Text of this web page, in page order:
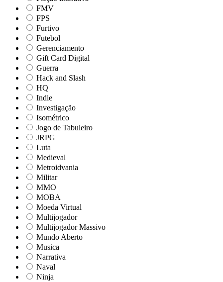
FMV
FPS
Furtivo
Futebol
Gerenciamento
Gift Card Digital
Guerra
Hack and Slash
HQ
Indie
Investigação
Isométrico
Jogo de Tabuleiro
JRPG
Luta
Medieval
Metroidvania
Militar
MMO
MOBA
Moeda Virtual
Multijogador
Multijogador Massivo
Mundo Aberto
Musica
Narrativa
Naval
Ninja